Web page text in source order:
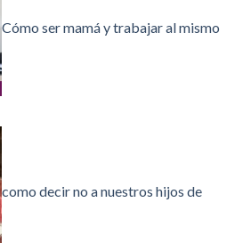
Cómo ser mamá y trabajar al mismo
como decir no a nuestros hijos de